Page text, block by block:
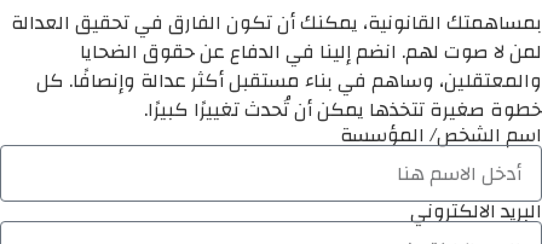
بمساهمتك القانونية، يمكنك أن تكون الفارق في تحقيق العدالة
لمن لا صوت لهم. انضم إلينا في الدفاع عن حقوق الضحايا
والمعتقلين، وساهم في بناء مستقبل أكثر عدالة وإنصافًا. كل
خطوة صغيرة تتخذها يمكن أن تُحدث تغييرًا كبيرًا.
اسم الشخص/ المؤسسة
البريد الالكتروني